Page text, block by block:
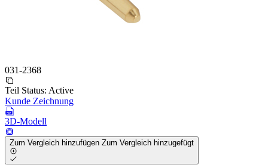
031-2368
Teil Status: Active
Kunde Zeichnung
3D-Modell
Zum Vergleich hinzufügen Zum Vergleich hinzugefügt